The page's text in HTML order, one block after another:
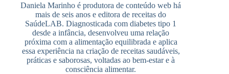
Daniela Marinho é produtora de conteúdo web há
mais de seis anos e editora de receitas do
SaúdeLAB. Diagnosticada com diabetes tipo 1
desde a infância, desenvolveu uma relação
próxima com a alimentação equilibrada e aplica
essa experiência na criação de receitas saudáveis,
práticas e saborosas, voltadas ao bem-estar e à
consciência alimentar.